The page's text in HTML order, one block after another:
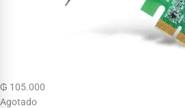
₲ 105.000
Agotado